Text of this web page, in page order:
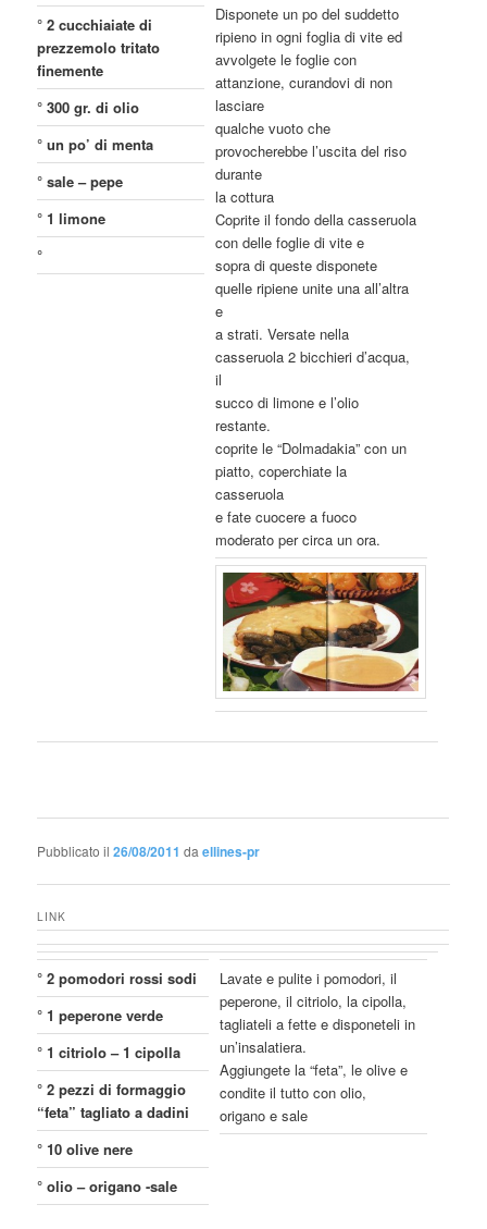
° 2 cucchiaiate di
prezzemolo tritato
finemente
° 300 gr. di olio
° un po’ di menta
° sale – pepe
° 1 limone
°
Disponete un po del suddetto
ripieno in ogni foglia di vite ed
avvolgete le foglie con
attanzione, curandovi di non
lasciare
qualche vuoto che
provocherebbe l’uscita del riso
durante
la cottura
Coprite il fondo della casseruola
con delle foglie di vite e
sopra di queste disponete
quelle ripiene unite una all’altra
e
a strati. Versate nella
casseruola 2 bicchieri d’acqua,
il
succo di limone e l’olio
restante.
coprite le “Dolmadakia” con un
piatto, coperchiate la
casseruola
e fate cuocere a fuoco
moderato per circa un ora.
Pubblicato il26/08/2011 daellines-pr
LINK
° 2 pomodori rossi sodi
° 1 peperone verde
° 1 citriolo – 1 cipolla
° 2 pezzi di formaggio
“feta” tagliato a dadini
° 10 olive nere
° olio – origano -sale
Lavate e pulite i pomodori, il
peperone, il citriolo, la cipolla,
tagliateli a fette e disponeteli in
un’insalatiera.
Aggiungete la “feta”, le olive e
condite il tutto con olio,
origano e sale